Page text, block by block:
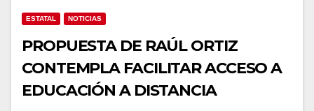
ESTATAL NOTICIAS
PROPUESTA DE RAÚL ORTIZ
CONTEMPLA FACILITAR ACCESO A
EDUCACIÓN A DISTANCIA